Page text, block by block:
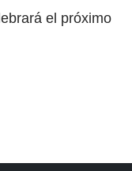
el próximo